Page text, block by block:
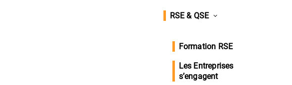
RSE & QSE
Formation RSE
Les Entreprises
s’engagent